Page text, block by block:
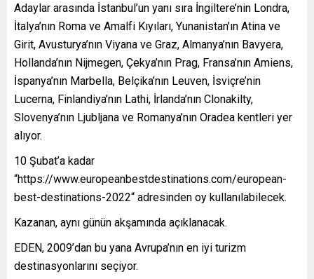
Adaylar arasında İstanbul’un yanı sıra İngiltere’nin Londra,
İtalya’nın Roma ve Amalfi Kıyıları, Yunanistan’ın Atina ve
Girit, Avusturya’nın Viyana ve Graz, Almanya’nın Bavyera,
Hollanda’nın Nijmegen, Çekya’nın Prag, Fransa’nın Amiens,
İspanya’nın Marbella, Belçika’nın Leuven, İsviçre’nin
Lucerna, Finlandiya’nın Lathi, İrlanda’nın Clonakilty,
Slovenya’nın Ljubljana ve Romanya’nın Oradea kentleri yer
alıyor.
10 Şubat’a kadar
“https://www.europeanbestdestinations.com/european-
best-destinations-2022“ adresinden oy kullanılabilecek.
Kazanan, aynı günün akşamında açıklanacak.
EDEN, 2009’dan bu yana Avrupa’nın en iyi turizm
destinasyonlarını seçiyor.